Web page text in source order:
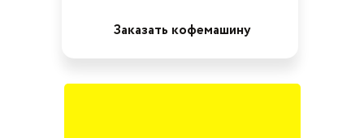
Заказать кофемашину